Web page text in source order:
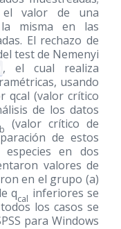
el valor de una
misma en las
El rechazo de
test de Nemenyi
, el cual realiza
usando
qcal (valor crítico
de los datos
(valor crítico de
de estos
en dos
valores de
en el grupo (a)
qcal inferiores se
los casos se
para Windows